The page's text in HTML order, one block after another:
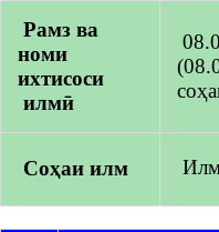
Рамз ва
номи
ихтисоси
илмӣ
Coҳaи илм